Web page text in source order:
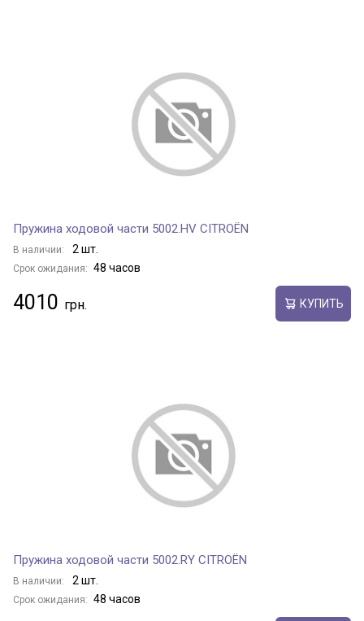
Пружина ходовой части 5002.HV CITROËN
В наличии: 2 шт.
Срок ожидания: 48 часов
4010 КУПИТЬ
Пружина ходовой части 5002.RY CITROËN
В наличии: 2 шт.
Срок ожидания: 48 часов